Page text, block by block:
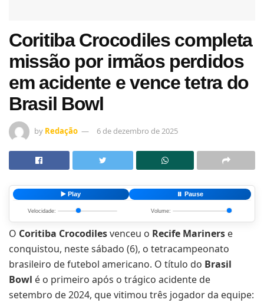
Coritiba Crocodiles completa
missão por irmãos perdidos
em acidente e vence tetra do
Brasil Bowl
by Redação 6 de dezembro de 2025
▶️ Play ⏸️ Pause
Velocidade: Volume:
O Coritiba Crocodilesvenceu o Recife Mariners e
conquistou, neste sábado (6), o tetracampeonato
brasileiro de futebol americano. O título do Brasil
Bowl é o primeiro após o trágico acidente de
setembro de 2024, que vitimou três jogador da equipe: